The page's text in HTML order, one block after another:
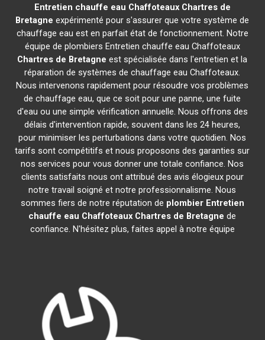
Entretien chauffe eau Chaffoteaux Chartres de
Bretagne expérimenté pour s'assurer que votre système de
chauffage eau est en parfait état de fonctionnement. Notre
équipe de plombiers Entretien chauffe eau Chaffoteaux
Chartres de Bretagne est spécialisée dans l'entretien et la
réparation de systèmes de chauffage eau Chaffoteaux.
Nous intervenons rapidement pour résoudre vos problèmes
de chauffage eau, que ce soit pour une panne, une fuite
d'eau ou une simple vérification annuelle. Nous offrons des
délais d'intervention rapide, souvent dans les 24 heures,
pour minimiser les perturbations dans votre quotidien. Nos
tarifs sont compétitifs et nous proposons des garanties sur
nos services pour vous donner une totale confiance. Nos
clients satisfaits nous ont attribué des avis élogieux pour
notre travail soigné et notre professionnalisme. Nous
sommes fiers de notre réputation de plombier Entretien
chauffe eau Chaffoteaux Chartres de Bretagne de
confiance. N'hésitez plus, faites appel à notre équipe